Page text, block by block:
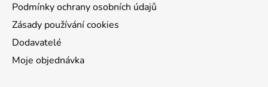
Podmínky ochrany osobních údajů
Zásady používání cookies
Dodavatelé
Moje objednávka